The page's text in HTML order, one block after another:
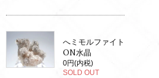
へミモルファイト
ON水晶
0円(内税)
SOLD OUT